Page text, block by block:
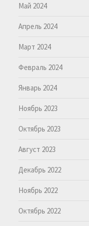
Май 2024
Апрель 2024
Март 2024
Февраль 2024
Январь 2024
Ноябрь 2023
Октябрь 2023
Август 2023
Декабрь 2022
Ноябрь 2022
Октябрь 2022